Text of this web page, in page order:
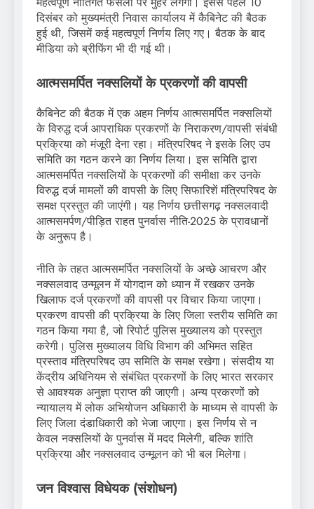
दिसंबर को मुख्यमंत्री निवास कार्यालय में कैबिनेट की बैठक
हुई थी, जिसमें कई महत्वपूर्ण निर्णय लिए गए। बैठक के बाद
मीडिया को ब्रीफिंग भी दी गई थी।
आत्मसमर्पित नक्सलियों के प्रकरणों की वापसी
कैबिनेट की बैठक में एक अहम निर्णय आत्मसमर्पित नक्सलियों
के विरुद्ध दर्ज आपराधिक प्रकरणों के निराकरण/वापसी संबंधी
प्रक्रिया को मंजूरी देना रहा। मंत्रिपरिषद ने इसके लिए उप
समिति का गठन करने का निर्णय लिया। इस समिति द्वारा
आत्मसमर्पित नक्सलियों के प्रकरणों की समीक्षा कर उनके
विरुद्ध दर्ज मामलों की वापसी के लिए सिफारिशें मंत्रिपरिषद के
समक्ष प्रस्तुत की जाएंगी। यह निर्णय छत्तीसगढ़ नक्सलवादी
आत्मसमर्पण/पीड़ित राहत पुनर्वास नीति-2025 के प्रावधानों
के अनुरूप है।
नीति के तहत आत्मसमर्पित नक्सलियों के अच्छे आचरण और
नक्सलवाद उन्मूलन में योगदान को ध्यान में रखकर उनके
खिलाफ दर्ज प्रकरणों की वापसी पर विचार किया जाएगा।
प्रकरण वापसी की प्रक्रिया के लिए जिला स्तरीय समिति का
गठन किया गया है, जो रिपोर्ट पुलिस मुख्यालय को प्रस्तुत
करेगी। पुलिस मुख्यालय विधि विभाग की अभिमत सहित
प्रस्ताव मंत्रिपरिषद उप समिति के समक्ष रखेगा। संसदीय या
केंद्रीय अधिनियम से संबंधित प्रकरणों के लिए भारत सरकार
से आवश्यक अनुज्ञा प्राप्त की जाएगी। अन्य प्रकरणों को
न्यायालय में लोक अभियोजन अधिकारी के माध्यम से वापसी के
लिए जिला दंडाधिकारी को भेजा जाएगा। इस निर्णय से न
केवल नक्सलियों के पुनर्वास में मदद मिलेगी, बल्कि शांति
प्रक्रिया और नक्सलवाद उन्मूलन को भी बल मिलेगा।
जन विश्वास विधेयक (संशोधन)